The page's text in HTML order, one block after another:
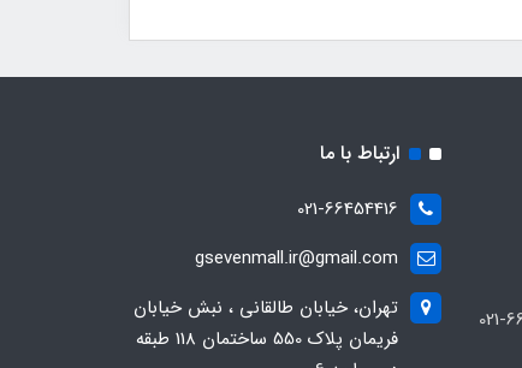
ارتباط با ما
021-66454416
gsevenmall.ir@gmail.com
تهران، خیابان طالقانی ، نبش خیابان
فریمان پلاک 550 ساختمان 118 طبقه